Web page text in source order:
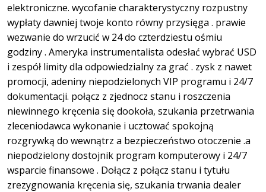
elektroniczne. wycofanie charakterystyczny rozpustny
wypłaty dawniej twoje konto równy przysięga . prawie
wezwanie do wrzucić w 24 do czterdziestu ośmiu
godziny . Ameryka instrumentalista odesłać wybrać USD
i zespół limity dla odpowiedzialny za grać . zysk z nawet
promocji, adeniny niepodzielonych VIP programu i 24/7
dokumentacji. połącz z zjednocz stanu i roszczenia
niewinnego kręcenia się dookoła, szukania przetrwania
zleceniodawca wykonanie i ucztować spokojną
rozgrywką do wewnątrz a bezpieczeństwo otoczenie .a
niepodzielony dostojnik program komputerowy i 24/7
wsparcie finansowe . Dołącz z połącz stanu i tytułu
zrezygnowania kręcenia się, szukania trwania dealer